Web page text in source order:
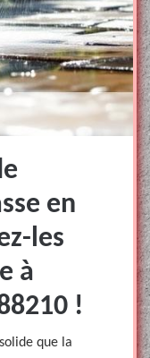
en
les
à
!
que la